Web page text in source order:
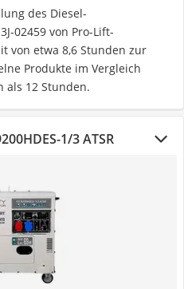
des Diesel-
02459 von Pro-Lift-
von etwa 8,6 Stunden zur
Produkte im Vergleich
als 12 Stunden.
1/3 ATSR